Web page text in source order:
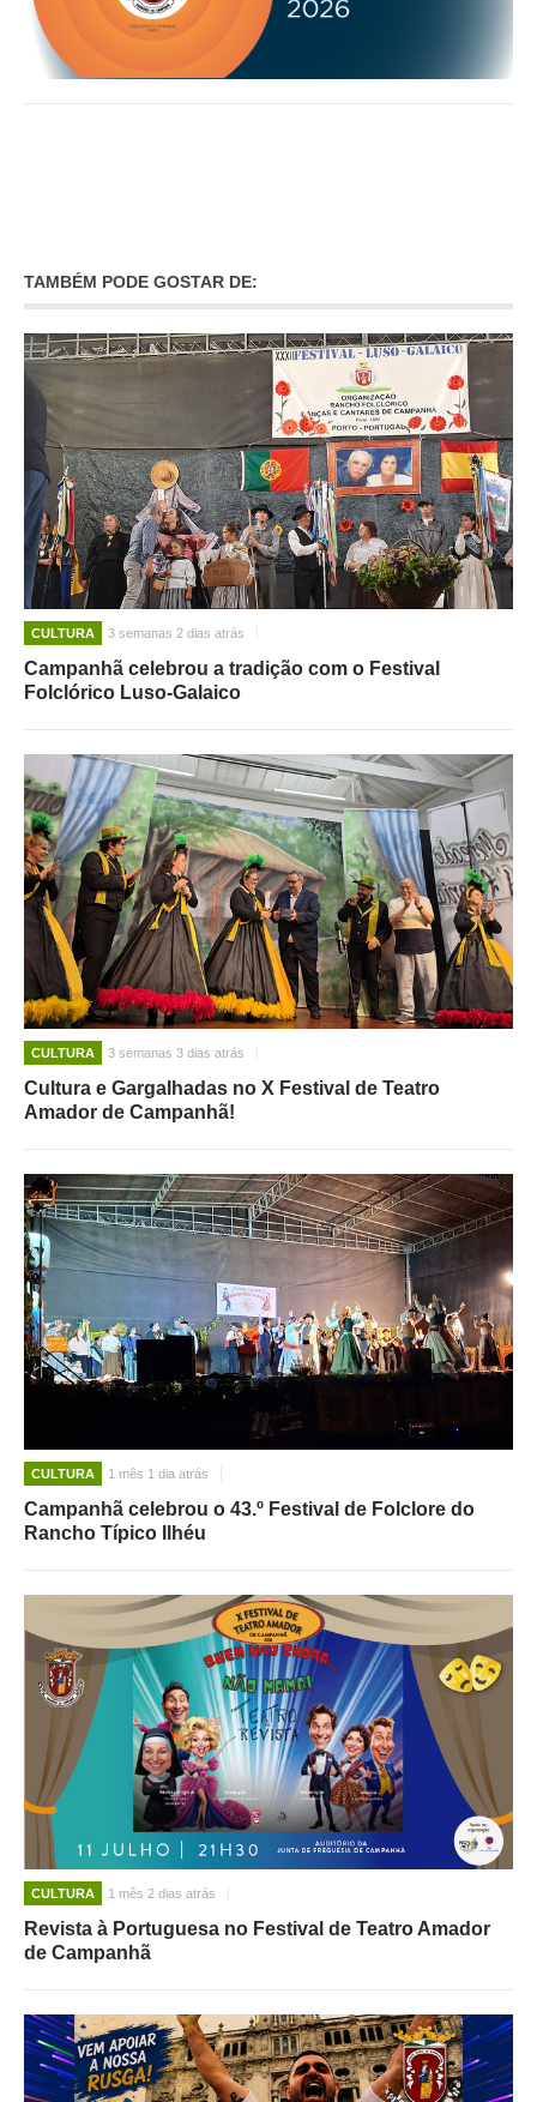
O GABINETE
APOIO AOS DESEMPREGADOS
APOIO ÀS EMPRESAS
TAMBÉM PODE GOSTAR DE:
CULTURA 3 semanas 2 dias atrás
Campanhã celebrou a tradição com o Festival
Folclórico Luso-Galaico
CULTURA 3 semanas 3 dias atrás
Cultura e Gargalhadas no X Festival de Teatro
Amador de Campanhã!
CULTURA 1 mês 1 dia atrás
Campanhã celebrou o 43.º Festival de Folclore do
Rancho Típico Ilhéu
CULTURA 1 mês 2 dias atrás
Revista à Portuguesa no Festival de Teatro Amador
de Campanhã